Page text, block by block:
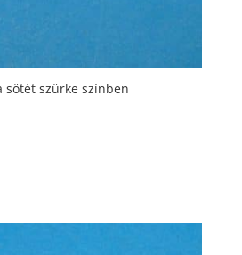
sötét szürke színben